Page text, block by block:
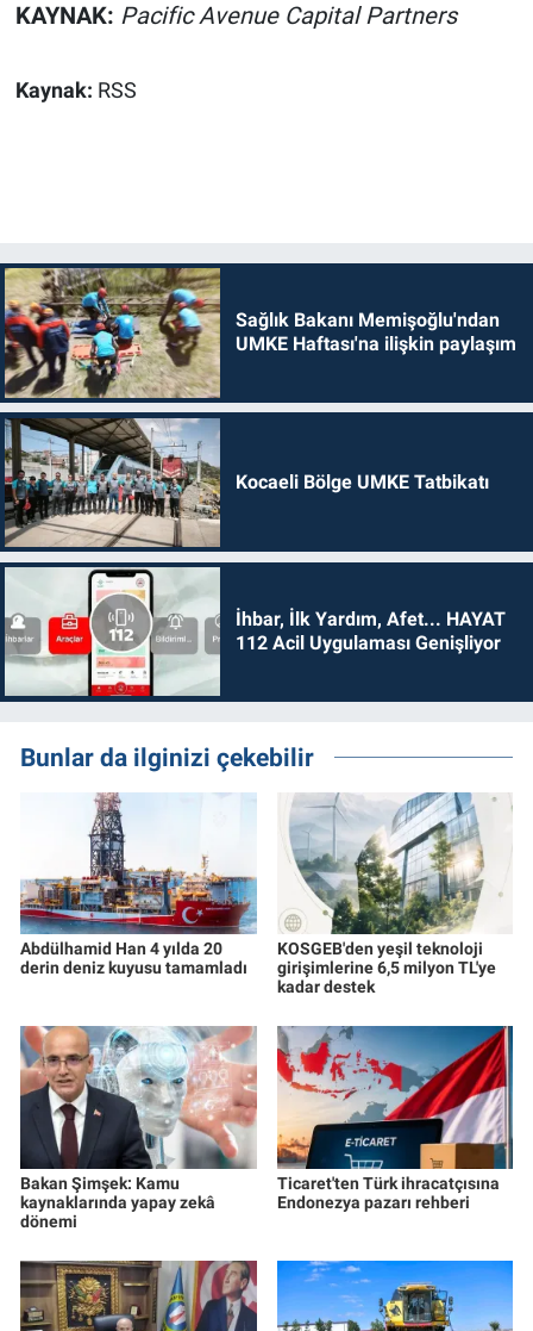
KAYNAK: Pacific Avenue Capital Partners
Kaynak: RSS
Sağlık Bakanı Memişoğlu'ndan
UMKE Haftası'na ilişkin paylaşım
Kocaeli Bölge UMKE Tatbikatı
İhbar, İlk Yardım, Afet... HAYAT
112 Acil Uygulaması Genişliyor
Bunlar da ilginizi çekebilir
Abdülhamid Han 4 yılda 20
derin deniz kuyusu tamamladı
KOSGEB'den yeşil teknoloji
girişimlerine 6,5 milyon TL'ye
kadar destek
Bakan Şimşek: Kamu
kaynaklarında yapay zekâ
dönemi
Ticaret'ten Türk ihracatçısına
Endonezya pazarı rehberi